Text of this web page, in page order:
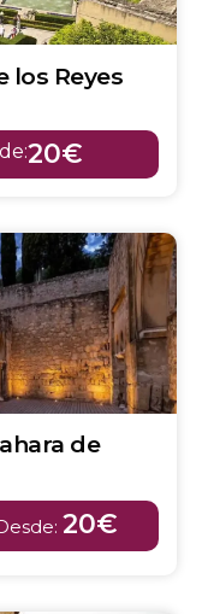
los Reyes
20€
de
20€